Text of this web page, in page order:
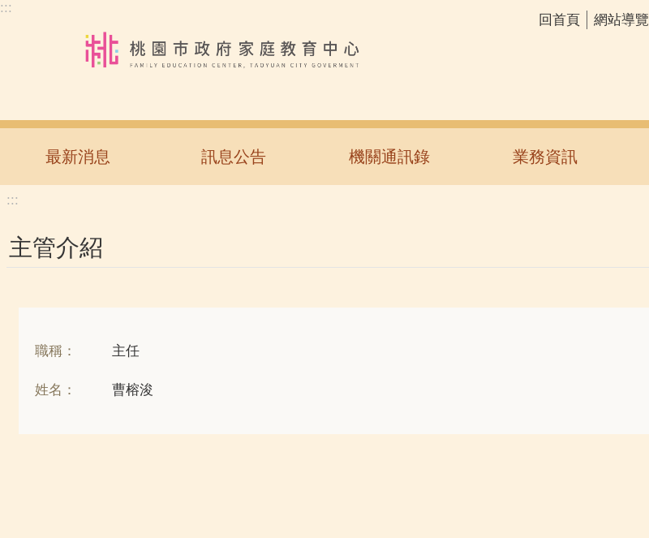
跳到主要內容區塊
:::
回首頁 網站導覽
最新消息 訊息公告 機關通訊錄 業務資訊
:::
主管介紹
職稱： 主任
姓名： 曹榕浚